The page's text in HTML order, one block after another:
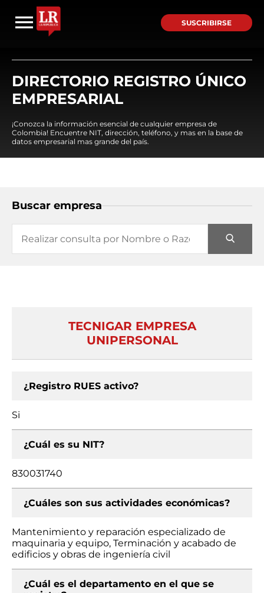
SUSCRIBIRSE
DIRECTORIO REGISTRO ÚNICO
EMPRESARIAL
¡Conozca la información esencial de cualquier empresa de
Colombia! Encuentre NIT, dirección, teléfono, y mas en la base de
datos empresarial mas grande del país.
Buscar empresa
TECNIGAR EMPRESA
UNIPERSONAL
¿Registro RUES activo?
Si
¿Cuál es su NIT?
830031740
¿Cuáles son sus actividades económicas?
Mantenimiento y reparación especializado de
maquinaria y equipo, Terminación y acabado de
edificios y obras de ingeniería civil
¿Cuál es el departamento en el que se